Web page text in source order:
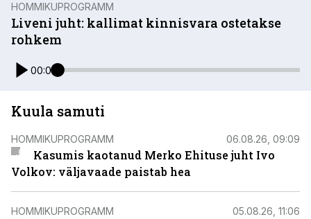
HOMMIKUPROGRAMM
Liveni juht: kallimat kinnisvara ostetakse
rohkem
00:00
Kuula samuti
HOMMIKUPROGRAMM 06.08.26, 09:09
Kasumis kaotanud Merko Ehituse juht Ivo
Volkov: väljavaade paistab hea
HOMMIKUPROGRAMM 05.08.26, 11:06